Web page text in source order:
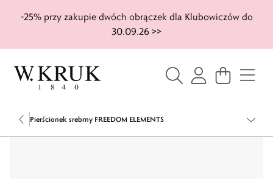
-25% przy zakupie dwóch obrączek dla Klubowiczów do
30.09.26 >>
Pierścionek srebrny FREEDOM ELEMENTS